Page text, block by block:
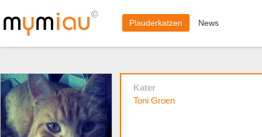
Plauderkatzen News
Kater
Toni Groen